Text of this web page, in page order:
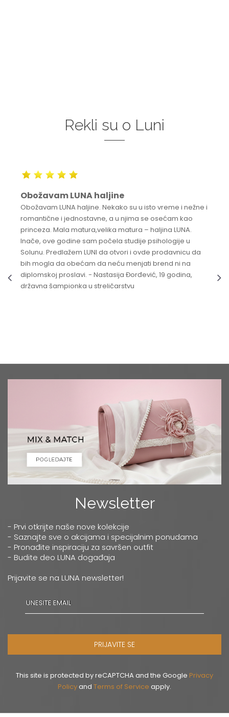
Rekli su o Luni
Obožavam LUNA haljine
Obožavam LUNA haljine. Nekako su u isto vreme i nežne i
romantične i jednostavne, a u njima se osećam kao
princeza. Mala matura,velika matura – haljina LUNA.
Inače, ove godine sam počela studije psihologije u
Solunu. Predlažem LUNI da otvori i ovde prodavnicu da
bih mogla da obećam da neću menjati brend ni na
diplomskoj proslavi. - Nastasija Đorđević, 19 godina,
državna šampionka u streličarstvu
Newsletter
- Prvi otkrijte naše nove kolekcije
- Saznajte sve o akcijama i specijalnim ponudama
- Pronađite inspiraciju za savršen outfit
- Budite deo LUNA događaja
Prijavite se na LUNA newsletter!
PRIJAVITE SE
This site is protected by reCAPTCHA and the Google Privacy
Policyand Terms of Service apply.